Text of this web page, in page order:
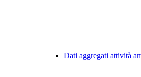
Dati aggregati attività